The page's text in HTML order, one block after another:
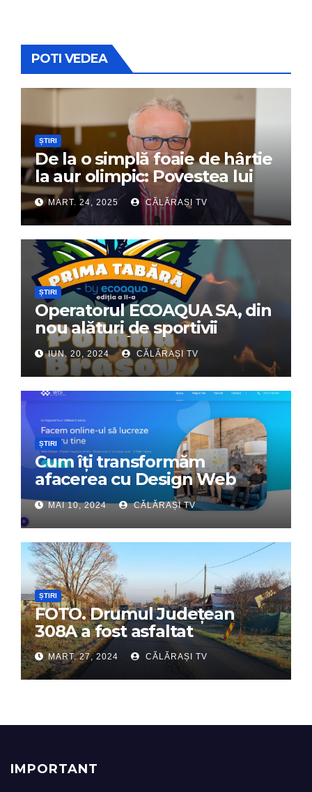
POTI VEDEA
ȘTIRI
De la o simplă foaie de hârtie
la aur olimpic: Povestea lui
Dumitru Chirilă
MART. 24, 2025 CĂLĂRAȘI TV
ȘTIRI
Operatorul ECOAQUA SA, din
nou alături de sportivii
călărășeni. Începe „Prima
Tabără”!
IUN. 20, 2024 CĂLĂRAȘI TV
ȘTIRI
Cum îți transformăm
afacerea cu Design Web
Interactiv – Partenerul tău
digital de încredere
MAI 10, 2024 CĂLĂRAȘI TV
ȘTIRI
FOTO. Drumul Județean
308A a fost asfaltat
MART. 27, 2024 CĂLĂRAȘI TV
IMPORTANT